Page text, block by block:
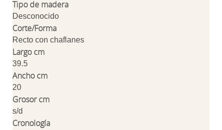
Tipo de madera
Desconocido
Corte/Forma
Recto con chaflanes
Largo cm
39.5
Ancho cm
20
Grosor cm
s/d
Cronología